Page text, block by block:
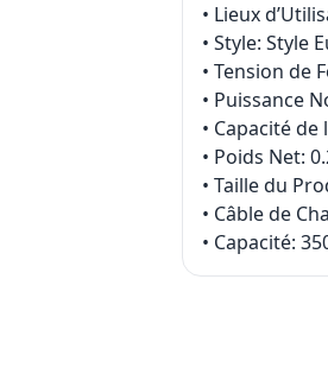
• Lieux
• Style: Style
• Tension de
• Puissance
• Capacité
• Poids Net:
• Taille du
• Câble de
• Capacité: